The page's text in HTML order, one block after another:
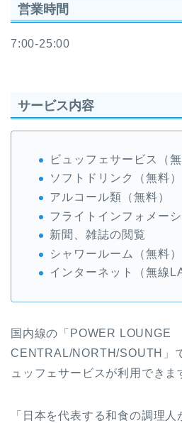
営業時間
7:00-25:00
サービス内容
ビュッフェサービス（無
ソフトドリンク（無料）
アルコール類（無料）
フライトインフォメー
新聞、雑誌の閲覧
シャワールーム（無料）
インターネット（無線
国内線の「POWER LOUNGE
CENTRAL/NORTH/SOUTH」
ュッフェサービスが利用できま
「日本を代表する和食の調理